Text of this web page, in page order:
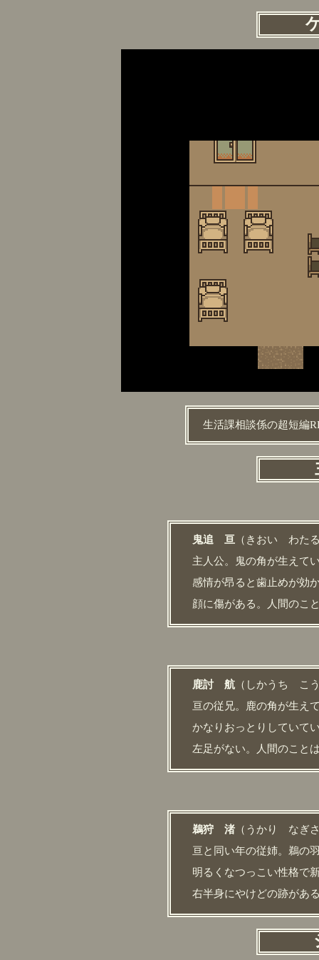
生活課相談係の超短編
鬼追 亘 （きおい わた
主人公。鬼の角が生えて
感情が昂ると歯止めが効
顔に傷がある。人間のこ
鹿討 航 （しかうち こ
亘の従兄。鹿の角が生え
かなりおっとりしていて
左足がない。人間のこと
鵜狩 渚 （うかり なぎ
亘と同い年の従姉。鵜の
明るくなつっこい性格で
右半身にやけどの跡があ